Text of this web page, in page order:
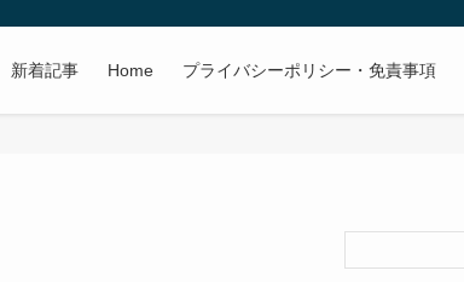
新着記事 Home プライバシーポリシー・免責事項